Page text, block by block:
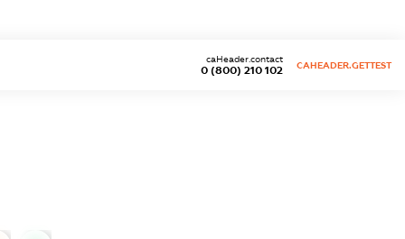
0 (800) 210 102
caHeader.contact
CAHEADER.GETTEST